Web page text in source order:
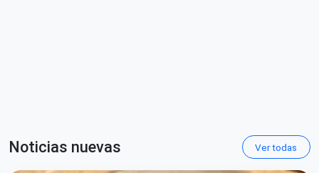
Noticias nuevas Ver todas